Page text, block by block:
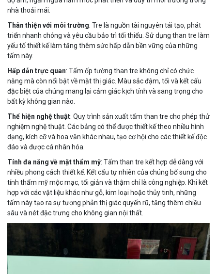
nhà thoải mái.
Thân thiện với môi trường: Tre là nguồn tài nguyên tái tạo, phát
triển nhanh chóng và yêu cầu bảo trì tối thiểu. Sử dụng than tre làm
yếu tố thiết kế làm tăng thêm sức hấp dẫn bền vững của những
tấm này.
Hấp dẫn trực quan: Tấm ốp tường than tre không chỉ có chức
năng mà còn nổi bật về mặt thị giác. Màu sắc đậm, tối và kết cấu
đặc biệt của chúng mang lại cảm giác kịch tính và sang trọng cho
bất kỳ không gian nào.
Thể hiện nghệ thuật: Quy trình sản xuất tấm than tre cho phép thử
nghiệm nghệ thuật. Các bảng có thể được thiết kế theo nhiều hình
dạng, kích cỡ và hoa văn khác nhau, tạo cơ hội cho các thiết kế độc
đáo và được cá nhân hóa.
Tính đa năng về mặt thẩm mỹ: Tấm than tre kết hợp dễ dàng với
nhiều phong cách thiết kế. Kết cấu tự nhiên của chúng bổ sung cho
tính thẩm mỹ mộc mạc, tối giản và thậm chí là công nghiệp. Khi kết
hợp với các vật liệu khác như gỗ, kim loại hoặc thủy tinh, những
tấm này tạo ra sự tương phản thị giác quyến rũ, tăng thêm chiều
sâu và nét đặc trưng cho không gian nội thất.